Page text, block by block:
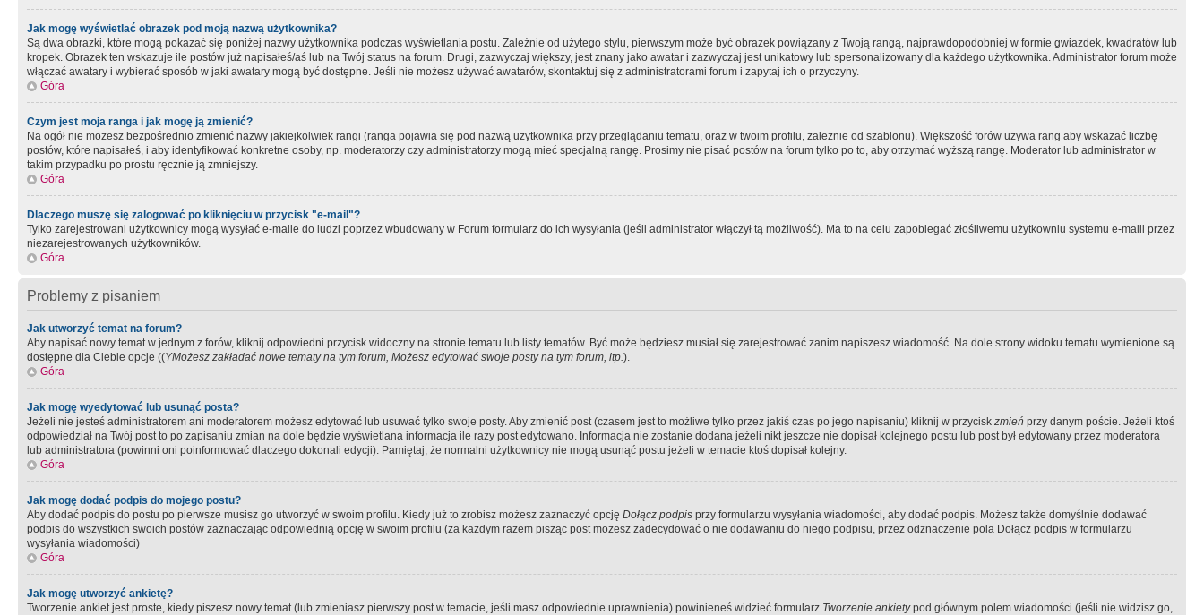
Jak mogę wyświetlać obrazek pod moją nazwą użytkownika?
Są dwa obrazki, które mogą pokazać się poniżej nazwy użytkownika podczas wyświetlania postu. Zależnie od użytego stylu, pierwszym może być obrazek powiązany z Twoją rangą, najprawdopodobniej w formie gwiazdek, kwadratów lub
kropek. Obrazek ten wskazuje ile postów już napisałeś/aś lub na Twój status na forum. Drugi, zazwyczaj większy, jest znany jako awatar i zazwyczaj jest unikatowy lub spersonalizowany dla każdego użytkownika. Administrator forum może
włączać awatary i wybierać sposób w jaki awatary mogą być dostępne. Jeśli nie możesz używać awatarów, skontaktuj się z administratorami forum i zapytaj ich o przyczyny.
Góra
Czym jest moja ranga i jak mogę ją zmienić?
Na ogół nie możesz bezpośrednio zmienić nazwy jakiejkolwiek rangi (ranga pojawia się pod nazwą użytkownika przy przeglądaniu tematu, oraz w twoim profilu, zależnie od szablonu). Większość forów używa rang aby wskazać liczbę
postów, które napisałeś, i aby identyfikować konkretne osoby, np. moderatorzy czy administratorzy mogą mieć specjalną rangę. Prosimy nie pisać postów na forum tylko po to, aby otrzymać wyższą rangę. Moderator lub administrator w
takim przypadku po prostu ręcznie ją zmniejszy.
Góra
Dlaczego muszę się zalogować po kliknięciu w przycisk "e-mail"?
Tylko zarejestrowani użytkownicy mogą wysyłać e-maile do ludzi poprzez wbudowany w Forum formularz do ich wysyłania (jeśli administrator włączył tą możliwość). Ma to na celu zapobiegać złośliwemu użytkowniu systemu e-maili przez
niezarejestrowanych użytkowników.
Góra
Problemy z pisaniem
Jak utworzyć temat na forum?
Aby napisać nowy temat w jednym z forów, kliknij odpowiedni przycisk widoczny na stronie tematu lub listy tematów. Być może będziesz musiał się zarejestrować zanim napiszesz wiadomość. Na dole strony widoku tematu wymienione są
dostępne dla Ciebie opcje ((YMożesz zakładać nowe tematy na tym forum, Możesz edytować swoje posty na tym forum, itp.).
Góra
Jak mogę wyedytować lub usunąć posta?
Jeżeli nie jesteś administratorem ani moderatorem możesz edytować lub usuwać tylko swoje posty. Aby zmienić post (czasem jest to możliwe tylko przez jakiś czas po jego napisaniu) kliknij w przycisk zmień przy danym poście. Jeżeli ktoś
odpowiedział na Twój post to po zapisaniu zmian na dole będzie wyświetlana informacja ile razy post edytowano. Informacja nie zostanie dodana jeżeli nikt jeszcze nie dopisał kolejnego postu lub post był edytowany przez moderatora
lub administratora (powinni oni poinformować dlaczego dokonali edycji). Pamiętaj, że normalni użytkownicy nie mogą usunąć postu jeżeli w temacie ktoś dopisał kolejny.
Góra
Jak mogę dodać podpis do mojego postu?
Aby dodać podpis do postu po pierwsze musisz go utworzyć w swoim profilu. Kiedy już to zrobisz możesz zaznaczyć opcję Dołącz podpis przy formularzu wysyłania wiadomości, aby dodać podpis. Możesz także domyślnie dodawać
podpis do wszystkich swoich postów zaznaczając odpowiednią opcję w swoim profilu (za każdym razem pisząc post możesz zadecydować o nie dodawaniu do niego podpisu, przez odznaczenie pola Dołącz podpis w formularzu
wysyłania wiadomości)
Góra
Jak mogę utworzyć ankietę?
Tworzenie ankiet jest proste, kiedy piszesz nowy temat (lub zmieniasz pierwszy post w temacie, jeśli masz odpowiednie uprawnienia) powinieneś widzieć formularz Tworzenie ankietypod głównym polem wiadomości (jeśli nie widzisz go,